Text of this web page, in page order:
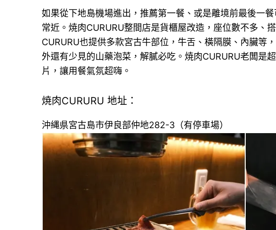
如果從下地島機場進出，推薦第一餐、或是離境前最後一
常近。焼肉CURURU整間店是貨櫃屋改造，座位數不多、
CURURU也提供多款宮古牛部位，牛舌、橫隔膜、內臟等
外還有少見的山藥泡菜，解膩必吃。焼肉CURURU老闆是
片，讓用餐氣氛超嗨。
焼肉CURURU 地址：
沖縄県宮古島市伊良部仲地282-3（有停車場）